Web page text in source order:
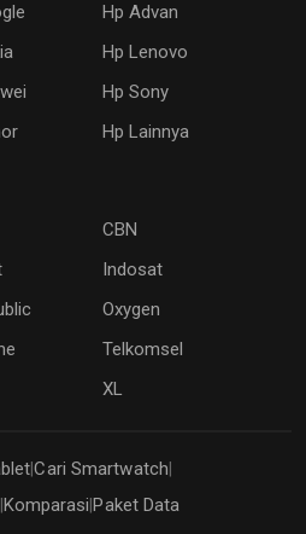
Hp Advan
Hp Lenovo
Hp Sony
Hp Lainnya
CBN
Indosat
Oxygen
Telkomsel
XL
|Cari Smartwatch
Komparasi Paket Data